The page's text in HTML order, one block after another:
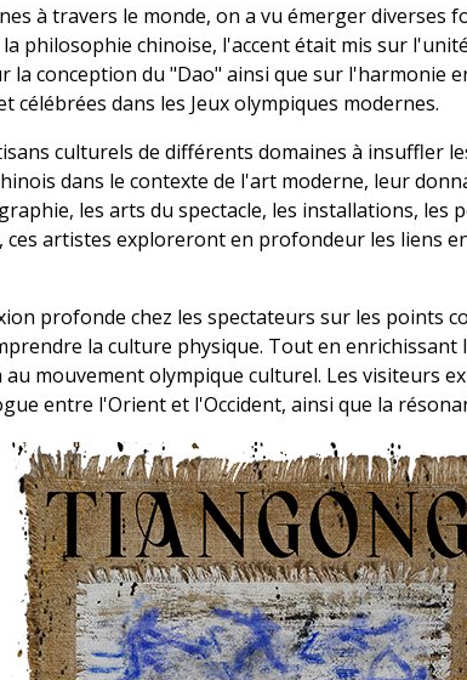
à travers le monde, on a vu émerger diverses
philosophie chinoise, l'accent était mis sur
la conception du "Dao" ainsi que sur l'harmonie
dans les Jeux olympiques modernes.
culturels de différents domaines à insuffler
dans le contexte de l'art moderne, leur
les arts du spectacle, les installations,
ces artistes exploreront en profondeur les liens
profonde chez les spectateurs sur les points
la culture physique. Tout en
mouvement olympique culturel. Les visiteurs
entre l'Orient et l'Occident, ainsi que la